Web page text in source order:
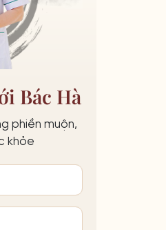
Bác Hà
phiền muộn,
khỏe